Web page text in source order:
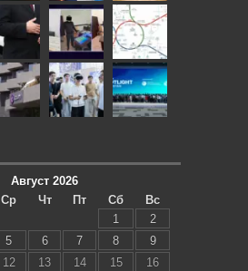
Август 2026
Ср Чт Пт Сб
Вс
1
2
5 6 7 8
9
12 13 14 15
16